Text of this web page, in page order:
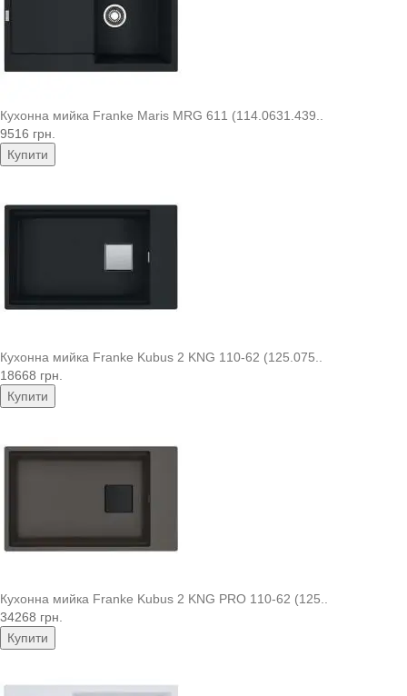
Кухонна мийка Franke Maris MRG 611 (114.0631.439..
9516 грн.
Купити
Кухонна мийка Franke Kubus 2 KNG 110-62 (125.075..
18668 грн.
Купити
Кухонна мийка Franke Kubus 2 KNG PRO 110-62 (125..
34268 грн.
Купити